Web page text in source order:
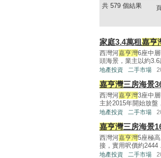
共 579 個結果
家庭3.4萬租嘉亨
西灣河嘉亨灣6座中
頭海景，業主以約
地產投資 二手市場
嘉亨灣三房海景
西灣河嘉亨灣3座中
主於2015年開始放盤
地產投資 二手市場
嘉亨灣三房海景
西灣河嘉亨灣5座極
接，實用呎價約2444
地產投資 二手市場